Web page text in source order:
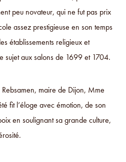
peu novateur, qui ne fut pas prix
assez prestigieuse en son temps
établissements religieux et
sujet aux salons de 1699 et 1704.
maire de Dijon, Mme
fit l’éloge avec émotion, de son
en soulignant sa grande culture,